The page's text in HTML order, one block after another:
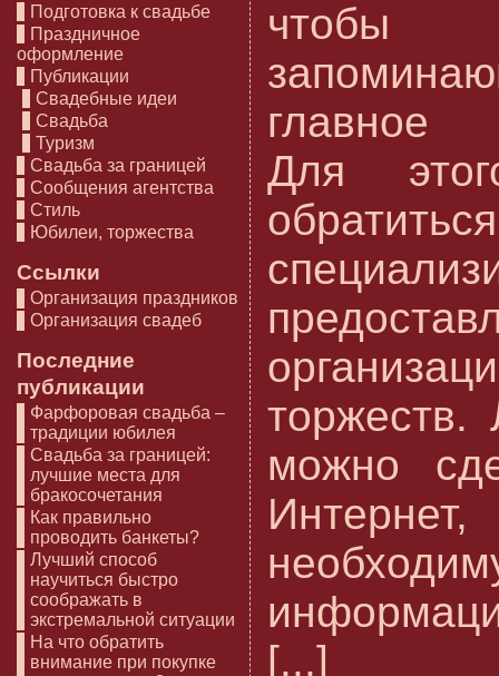
Подготовка к свадьбе
Праздничное
оформление
Публикации
Свадебные идеи
Свадьба
Туризм
Свадьба за границей
Сообщения агентства
Стиль
Юбилеи, торжества
Ссылки
Организация праздников
Организация свадеб
Последние
публикации
Фарфоровая свадьба –
традиции юбилея
Свадьба за границей:
лучшие места для
бракосочетания
Как правильно
проводить банкеты?
Лучший способ
научиться быстро
соображать в
экстремальной ситуации
На что обратить
внимание при покупке
главное
Для
торжеств.
можно
[...]